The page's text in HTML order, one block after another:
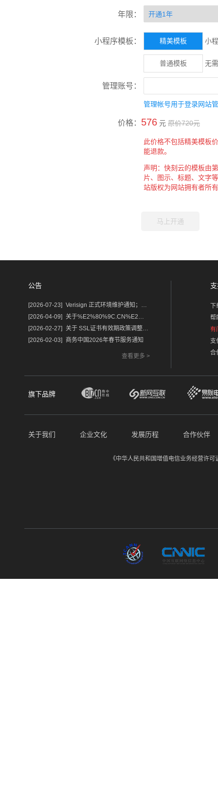
年限：
小程序模板： 精美模板 小
普通模板 无
管理账号：
管理帐号用于登录网站
价格： 576 元 原价720元
此价格不包括精美模板
能退款。
声明：快刻云的模板由
片、图示、标题、文字
站版权为网站拥有者所
公告
[2026-07-23] Verisign 正式环境维护通知；含域名.com/.net
[2026-04-09] 关于%E2%80%9C.CN%E2%80%9D%E2%80%9C.中国%E2%80%9D域名保护锁及隐私服务调整的通知
[2026-02-27] 关于 SSL证书有效期政策调整的重要通知
[2026-02-03]
商务中国2026年春节服务通知
查看更多 >
帮
有
支
合
旗下品牌
关于我们 企业文化 发展历程 合作伙伴
《中华人民共和国增值电信业务经营许